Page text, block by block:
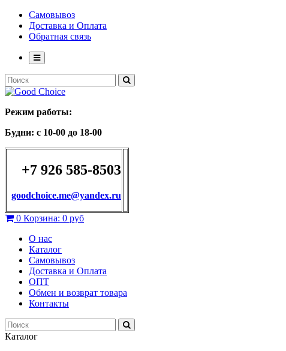
Самовывоз
Доставка и Оплата
Обратная связь
Режим работы:
Будни: с 10-00 до 18-00
+7 926 585-8503
goodchoice.me@yandex.ru
0 Корзина: 0 руб
О нас
Каталог
Самовывоз
Доставка и Оплата
ОПТ
Обмен и возврат товара
Контакты
Каталог